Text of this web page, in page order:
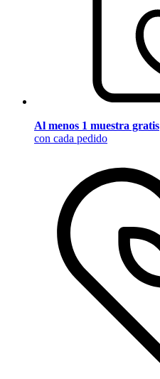
Al menos 1 muestra gratis
con cada pedido